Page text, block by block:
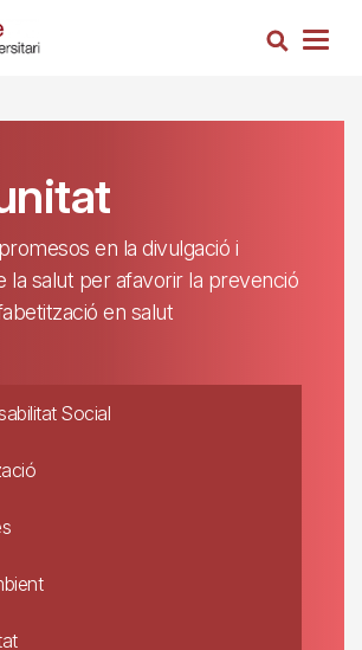
Cerca
en la divulgació i
la salut per afavorir la prevenció
en salut
Social